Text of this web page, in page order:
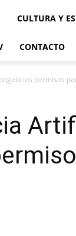
CULTURA Y
CONTACTO
los permisos